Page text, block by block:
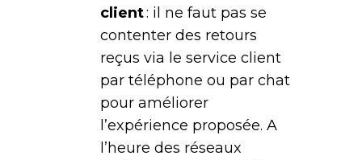
client: il ne faut pas se
contenter des retours
reçus via le service client
par téléphone ou par chat
pour améliorer
l’expérience proposée. A
l’heure des réseaux